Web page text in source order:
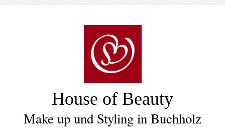
House of Beauty
Make up und Styling in Buchholz